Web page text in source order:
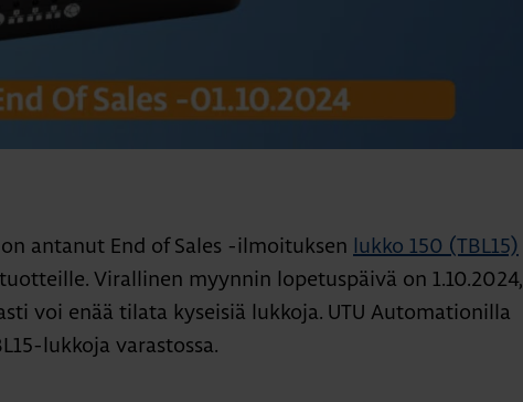
antanut End of Sales -ilmoituksen lukko 150 (TBL15)
Virallinen myynnin lopetuspäivä on 1.10.2024,
voi enää tilata kyseisiä lukkoja. UTU Automationilla
lukkoja varastossa.